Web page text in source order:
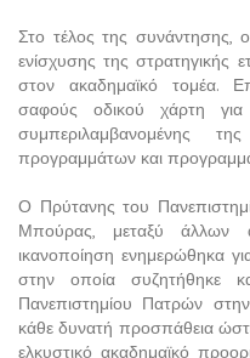
Στο τέλος της συνάντησης,
ενίσχυσης της στρατηγικής
στον ακαδημαϊκό τομέα.
σαφούς οδικού χάρτη για
συμπεριλαμβανομένης
προγραμμάτων και
Ο Πρύτανης του
Μπούρας, μεταξύ άλλων
ικανοποίηση ενημερώθηκα
στην οποία συζητήθηκε
Πανεπιστημίου Πατρών
κάθε δυνατή προσπάθεια
ελκυστικό ακαδημαϊκό